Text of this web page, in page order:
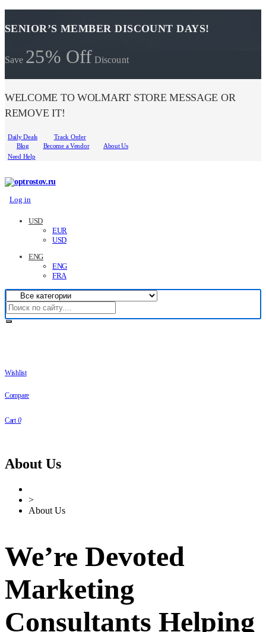
SENIOR’S MEMBER DISCOUNT DAYS!
Save 25% Off Discount
WELCOME TO WOLMART STORE MESSAGE OR
REMOVE IT!
Daily Deals
Track Order
Blog
Become a Vendor
About Us
Need Help
Log in
USD
EUR
USD
ENG
ENG
FRA
Wishlist
Compare
Cart 0
About Us
>
About Us
We’re Devoted
Marketing
Consultants Helping